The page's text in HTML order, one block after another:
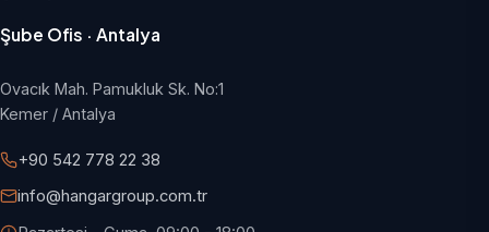
Şube Ofis · Antalya
Ovacık Mah. Pamukluk Sk. No:1
Kemer / Antalya
+90 542 778 22 38
info@hangargroup.com.tr